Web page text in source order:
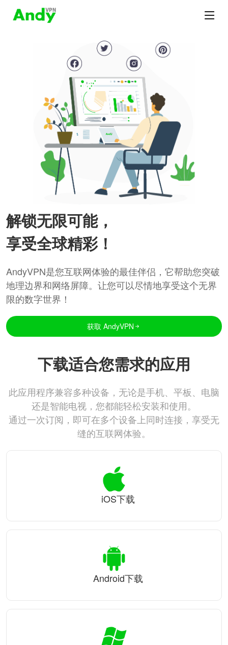
解锁无限可能，
享受全球精彩！
AndyVPN是您互联网体验的最佳伴侣，它帮助您突破
地理边界和网络屏障。让您可以尽情地享受这个无界
限的数字世界！
获取 AndyVPN
下载适合您需求的应用
此应用程序兼容多种设备，无论是手机、平板、电脑
还是智能电视，您都能轻松安装和使用。
通过一次订阅，即可在多个设备上同时连接，享受无
缝的互联网体验。
iOS下载
Android下载